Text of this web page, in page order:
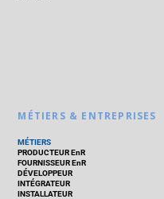
MÉTIERS & ENTREPRISES
MÉTIERS
PRODUCTEUR EnR
FOURNISSEUR EnR
DÉVELOPPEUR
INTÉGRATEUR
INSTALLATEUR